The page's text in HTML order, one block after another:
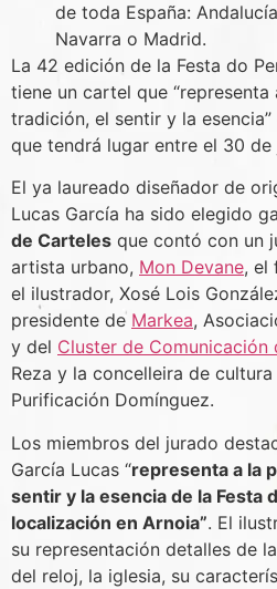
de toda España:
Navarra o Madrid.
La 42 edición de la Festa do
tiene un cartel que
tradición, el sentir y la
que tendrá lugar entre el 30
El ya laureado diseñador de
Lucas García ha sido elegido
de Carteles que contó con un
artista urbano, Mon Devane, el
el ilustrador, Xosé Lois
presidente de Markea,
y del Cluster de Comunicación
Reza y la concelleira de cultura
Purificación Domínguez.
Los miembros del jurado
García Lucas “representa a la
sentir y la esencia de la Festa
localización en Arnoia”. El
su representación detalles de
del reloj, la iglesia, su